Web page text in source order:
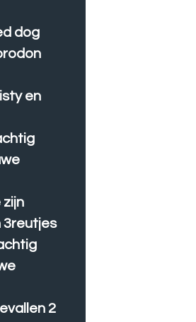
dog
en
zijn
3reutjes
2